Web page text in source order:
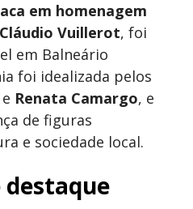
em homenagem
Vuillerot, foi
em Balneário
foi idealizada pelos
e Renata Camargo, e
de figuras
e sociedade local.
destaque